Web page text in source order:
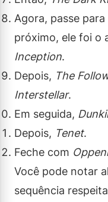
Agora, passe para
próximo, ele foi o
Inception.
Depois, The
Interstellar.
Em seguida,
Depois, Tenet.
Feche com
Você pode notar
sequência